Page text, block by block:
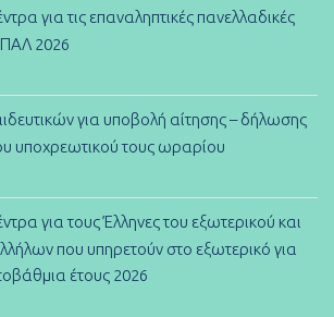
για τις επαναληπτικές πανελλαδικές
2026
για υποβολή αίτησης – δήλωσης
υποχρεωτικού τους ωραρίου
για τους Έλληνες του εξωτερικού και
που υπηρετούν στο εξωτερικό για
έτους 2026